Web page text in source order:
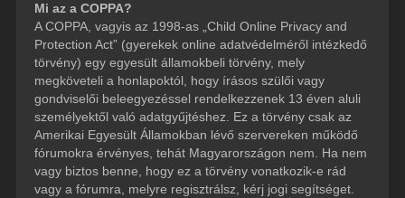
Mi az a COPPA?
A COPPA, vagyis az 1998-as „Child Online Privacy and
Protection Act” (gyerekek online adatvédelméről intézkedő
törvény) egy egyesült államokbeli törvény, mely
megköveteli a honlapoktól, hogy írásos szülői vagy
gondviselői beleegyezéssel rendelkezzenek 13 éven aluli
személyektől való adatgyűjtéshez. Ez a törvény csak az
Amerikai Egyesült Államokban lévő szervereken működő
fórumokra érvényes, tehát Magyarországon nem. Ha nem
vagy biztos benne, hogy ez a törvény vonatkozik-e rád
vagy a fórumra, melyre regisztrálsz, kérj jogi segítséget.